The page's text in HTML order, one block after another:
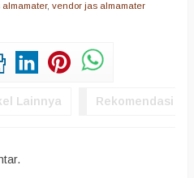
almamater, vendor jas almamater
Lainnya Rekomendasi